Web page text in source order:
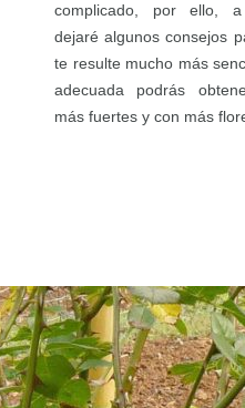
complicado, por ello,
dejaré algunos consejos
te resulte mucho más
adecuada podrás
más fuertes y con más